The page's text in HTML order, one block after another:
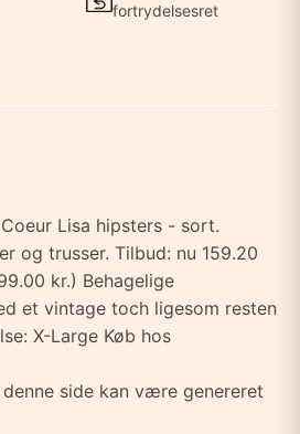
fortrydelsesret
Lisa hipsters - sort.
og trusser. Tilbud: nu 159.20
kr.) Behagelige
et vintage toch ligesom resten
X-Large Køb hos
side kan være genereret